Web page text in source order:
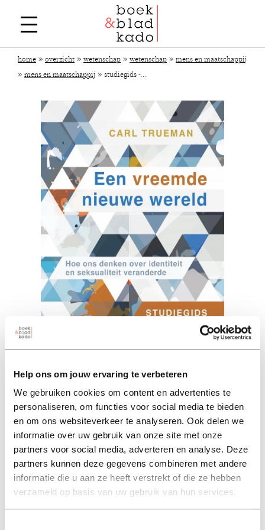
Help ons om jouw ervaring te verbeteren
We gebruiken cookies om content en advertenties te
personaliseren, om functies voor social media te bieden
en om ons websiteverkeer te analyseren. Ook delen we
informatie over uw gebruik van onze site met onze
partners voor social media, adverteren en analyse. Deze
partners kunnen deze gegevens combineren met andere
informatie die u aan ze heeft verstrekt of die ze hebben
verzameld op basis van uw gebruik van hun services.
home » overzicht » wetenschap » wetenschap » mens en maatschappij
» mens en maatschappij » studiegids -...
Studiegids - Een vreemde
nieuwe wereld ... (ebook)
carl r trueman (auteur) | carl trueman (auteur)
2022 11,49 11,49
in winkelmand